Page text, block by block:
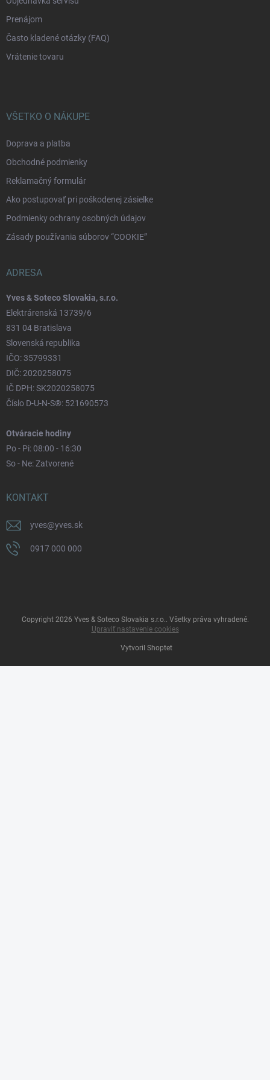
Prenájom
Často kladené otázky (FAQ)
Vrátenie tovaru
VŠETKO O NÁKUPE
Doprava a platba
Obchodné podmienky
Reklamačný formulár
Ako postupovať pri poškodenej zásielke
Podmienky ochrany osobných údajov
Zásady používania súborov “COOKIE”
ADRESA
Yves & Soteco Slovakia, s.r.o.
Elektrárenská 13739/6
831 04 Bratislava
Slovenská republika
IČO: 35799331
DIČ: 2020258075
IČ DPH: SK2020258075
Číslo D-U-N-S®: 521690573
Otváracie hodiny
Po - Pi: 08:00 - 16:30
So - Ne: Zatvorené
KONTAKT
yves@yves.sk
0917 000 000
Vytvoril Shoptet
Copyright 2026 Yves & Soteco Slovakia s.r.o.. Všetky práva vyhradené.
Upraviť nastavenie cookies